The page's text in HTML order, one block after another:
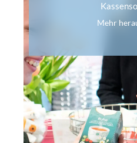
Mehr
Unsere Kassensysteme
zuverlässig und flexibel.